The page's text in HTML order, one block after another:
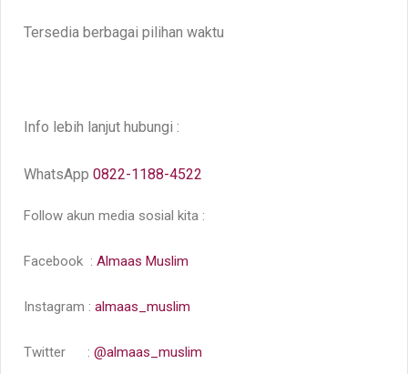
Tersedia berbagai pilihan waktu
Info lebih lanjut hubungi :
WhatsApp 0822-1188-4522
Follow akun media sosial kita :
Facebook : Almaas Muslim
Instagram : almaas_muslim
Twitter : @almaas_muslim